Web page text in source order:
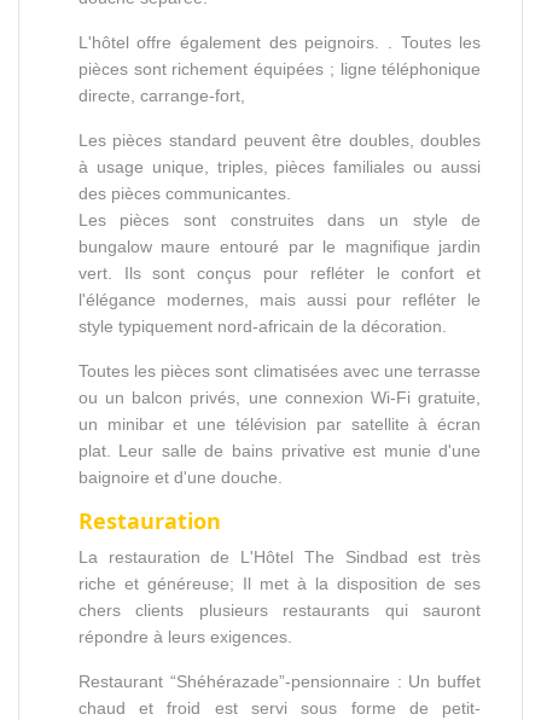
L'hôtel offre également des peignoirs. . Toutes les
pièces sont richement équipées ; ligne téléphonique
directe, carrange-fort,
Les pièces standard peuvent être doubles, doubles
à usage unique, triples, pièces familiales ou aussi
des pièces communicantes.
Les pièces sont construites dans un style de
bungalow maure entouré par le magnifique jardin
vert. Ils sont conçus pour refléter le confort et
l'élégance modernes, mais aussi pour refléter le
style typiquement nord-africain de la décoration.
Toutes les pièces sont climatisées avec une terrasse
ou un balcon privés, une connexion Wi-Fi gratuite,
un minibar et une télévision par satellite à écran
plat. Leur salle de bains privative est munie d'une
baignoire et d'une douche.
Restauration
La restauration de L'Hôtel The Sindbad est très
riche et généreuse; Il met à la disposition de ses
chers clients plusieurs restaurants qui sauront
répondre à leurs exigences.
Restaurant “Shéhérazade”-pensionnaire : Un buffet
chaud et froid est servi sous forme de petit-